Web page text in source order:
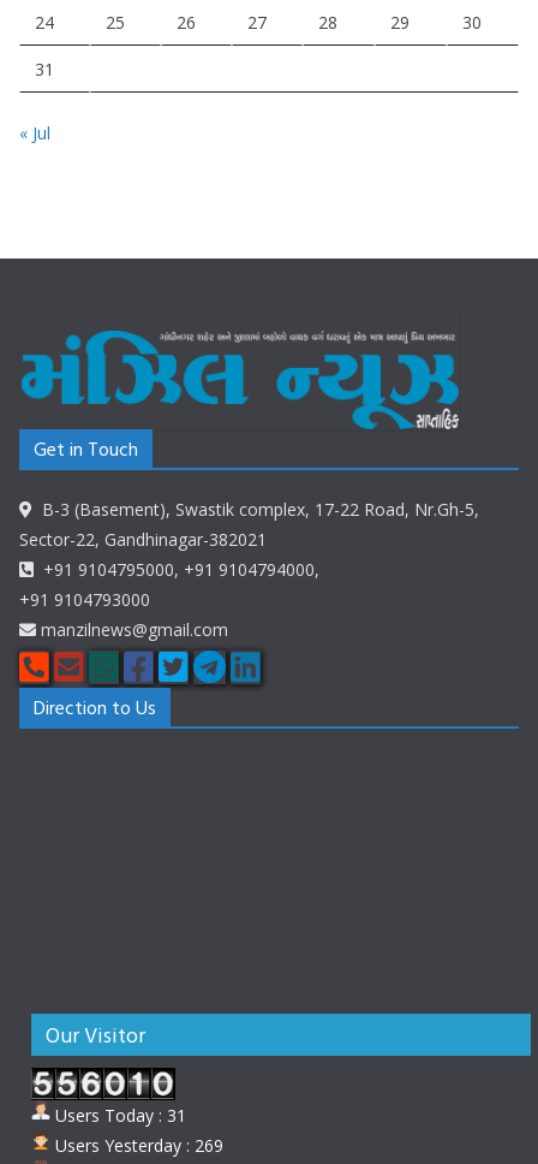
24 25 26 27 28 29 30
31
« Jul
Get in Touch
B-3 (Basement), Swastik complex, 17-22 Road, Nr.Gh-5,
Sector-22, Gandhinagar-382021
+91 9104795000, +91 9104794000,
+91 9104793000
manzilnews@gmail.com
Direction to Us
Our Visitor
Users Today : 31
Users Yesterday : 269